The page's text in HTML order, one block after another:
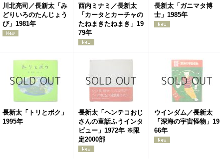
川北亮司／長新太「み
どりいろのたんじょう
び」1981年
西内ミナミ／長新太
「カータとカーチャの
たねまきたねまき」19
79年
長新太「ガニマタ博
士」1985年
長新太「トリとボク」
1995年
長新太「ヘンテコおじ
さんの童話ふうインタ
ビュー」1972年 ※限
定2000部
ウインダム／長新太
「深海の宇宙怪物」19
66年